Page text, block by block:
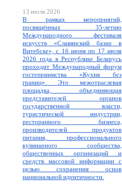
13 июля 2026
В рамках мероприятий,
посвящённых 35-летию
Международного фестиваля
искусств «Славянский базар в
Витебске», с 16 июня по 17 июля
2026 года в Республике Беларусь
проходит Международный форум
гостеприимства «Кухня без
границ». Это межотраслевая
площадка, объединяющая
представителей органов
государственной власти,
туристической индустрии,
ресторанного бизнеса,
производителей продуктов
питания, профессионального
кулинарного сообщества,
общественных организаций и
средств массовой информации с
целью сохранения основ
национальной идентичности.